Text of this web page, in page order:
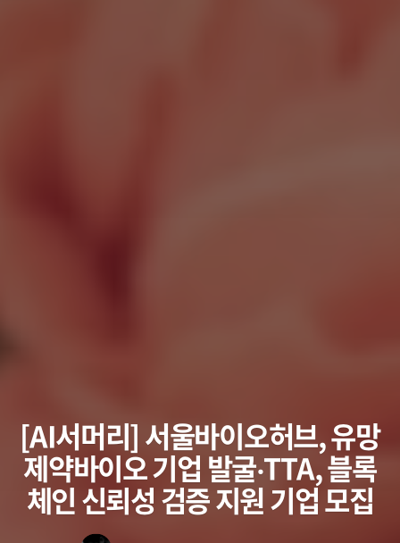
[AI서머리] 서울바이오허브, 유망
제약바이오 기업 발굴‧TTA, 블록
체인 신뢰성 검증 지원 기업 모집